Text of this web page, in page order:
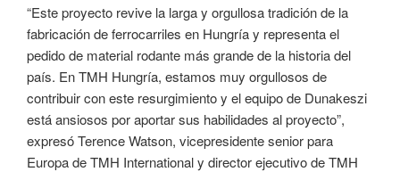
“Este proyecto revive la larga y orgullosa tradición de la
fabricación de ferrocarriles en Hungría y representa el
pedido de material rodante más grande de la historia del
país. En TMH Hungría, estamos muy orgullosos de
contribuir con este resurgimiento y el equipo de Dunakeszi
está ansiosos por aportar sus habilidades al proyecto”,
expresó Terence Watson, vicepresidente senior para
Europa de TMH International y director ejecutivo de TMH